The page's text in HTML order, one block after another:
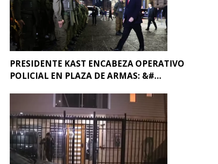
PRESIDENTE KAST ENCABEZA OPERATIVO
POLICIAL EN PLAZA DE ARMAS: &#...